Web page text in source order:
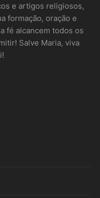
e artigos religiosos,
formação, oração e
fé alcancem todos os
Salve Maria, viva